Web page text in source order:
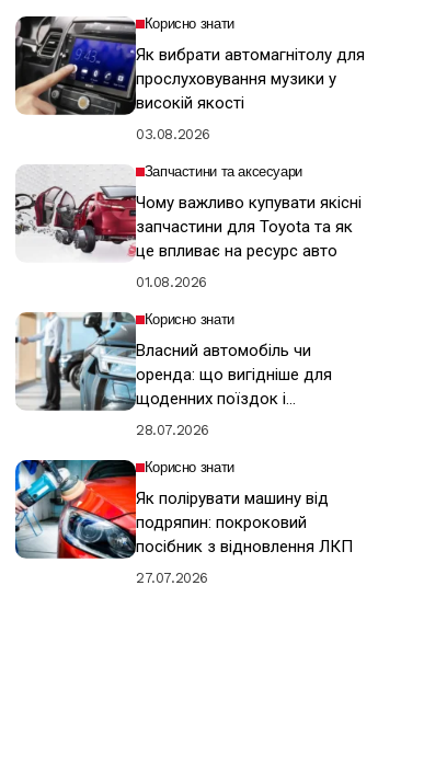
Корисно знати
Як вибрати автомагнітолу для
прослуховування музики у
високій якості
03.08.2026
Запчастини та аксесуари
Чому важливо купувати якісні
запчастини для Toyota та як
це впливає на ресурс авто
01.08.2026
Корисно знати
Власний автомобіль чи
оренда: що вигідніше для
щоденних поїздок і
подорожей
28.07.2026
Корисно знати
Як полірувати машину від
подряпин: покроковий
посібник з відновлення ЛКП
27.07.2026